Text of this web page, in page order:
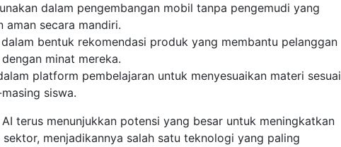
dalam pengembangan mobil tanpa pengemudi yang
aman secara mandiri.
bentuk rekomendasi produk yang membantu pelanggan
minat mereka.
platform pembelajaran untuk menyesuaikan materi sesuai
siswa.
terus menunjukkan potensi yang besar untuk meningkatkan
menjadikannya salah satu teknologi yang paling